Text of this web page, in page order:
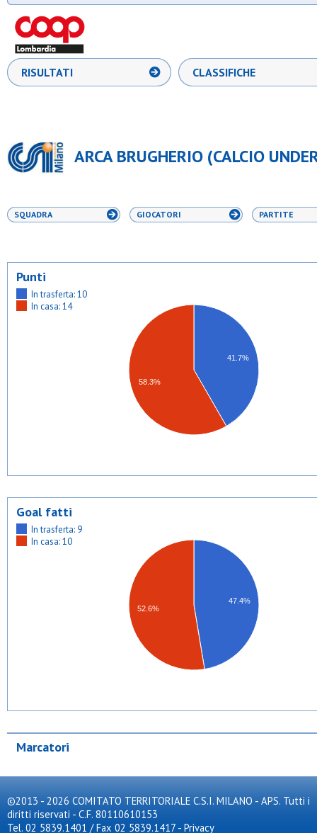
RISULTATI CLASSIFICHE
ARCA BRUGHERIO (CALCIO
SQUADRA GIOCATORI PARTITE
41.7%
58.3%
Punti
In trasferta: 10
In casa: 14
47.4%
52.6%
Goal fatti
In trasferta: 9
In casa: 10
Marcatori
©2013 - 2026 COMITATO TERRITORIALE C.S.I. MILANO - APS. Tutti i
diritti riservati - C.F. 80110610153
Tel. 02 5839.1401 / Fax 02 5839.1417 - Privacy